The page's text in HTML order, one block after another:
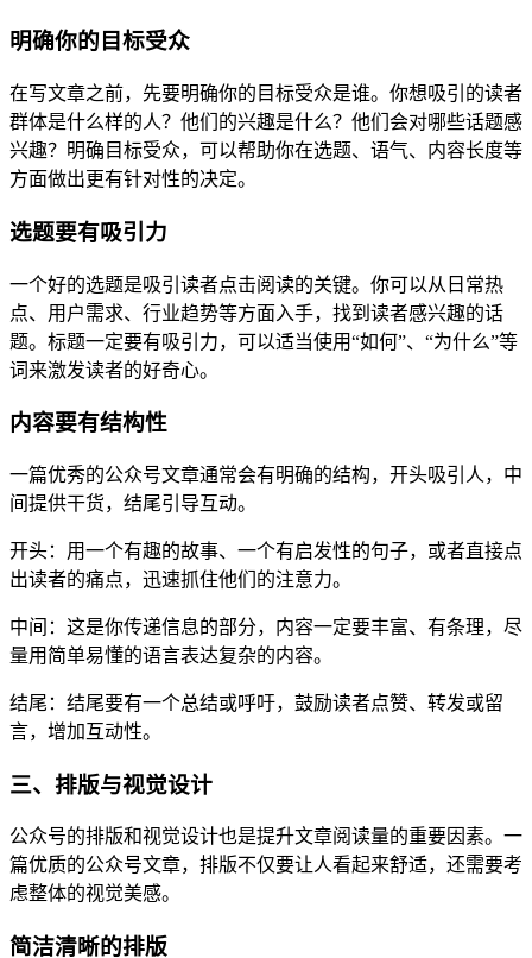
明确你的目标受众
在写文章之前，先要明确你的目标受众是谁。你想吸引的读者
群体是什么样的人？他们的兴趣是什么？他们会对哪些话题感
兴趣？明确目标受众，可以帮助你在选题、语气、内容长度等
方面做出更有针对性的决定。
选题要有吸引力
一个好的选题是吸引读者点击阅读的关键。你可以从日常热
点、用户需求、行业趋势等方面入手，找到读者感兴趣的话
题。标题一定要有吸引力，可以适当使用“如何”、“为什么”等
词来激发读者的好奇心。
内容要有结构性
一篇优秀的公众号文章通常会有明确的结构，开头吸引人，中
间提供干货，结尾引导互动。
开头：用一个有趣的故事、一个有启发性的句子，或者直接点
出读者的痛点，迅速抓住他们的注意力。
中间：这是你传递信息的部分，内容一定要丰富、有条理，尽
量用简单易懂的语言表达复杂的内容。
结尾：结尾要有一个总结或呼吁，鼓励读者点赞、转发或留
言，增加互动性。
三、排版与视觉设计
公众号的排版和视觉设计也是提升文章阅读量的重要因素。一
篇优质的公众号文章，排版不仅要让人看起来舒适，还需要考
虑整体的视觉美感。
简洁清晰的排版